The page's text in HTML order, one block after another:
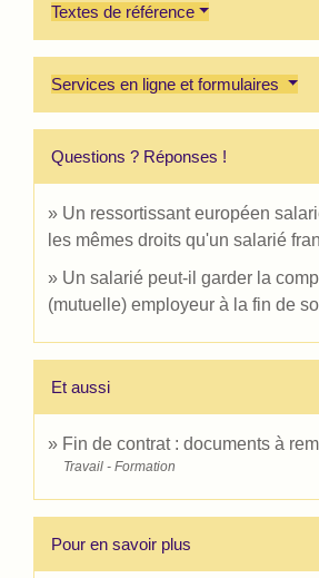
Textes de référence
Services en ligne et formulaires
Questions ? Réponses !
Un ressortissant européen
les mêmes droits qu'un salarié
Un salarié peut-il garder la
(mutuelle) employeur à la fin de
Et aussi
Fin de contrat : documents à
Travail - Formation
Pour en savoir plus